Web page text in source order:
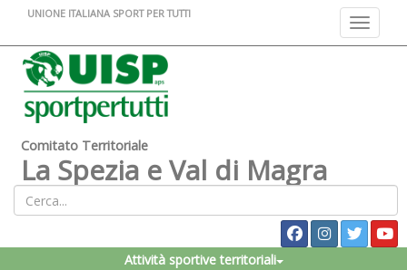
Toggle
UNIONE ITALIANA SPORT PER TUTTI
Comitato Territoriale
La Spezia e Val di Magra
Attività sportive territoriali